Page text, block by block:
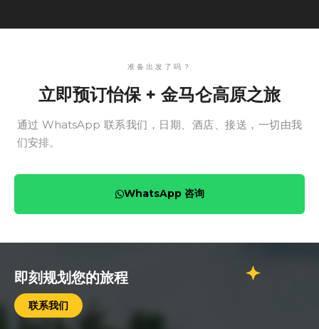
准备出发了吗？
立即预订怡保 + 金马仑高原之旅
通过 WhatsApp 联系我们，日期、酒店、接送，一切由我
们安排。
WhatsApp 咨询
即刻规划您的旅程
联系我们